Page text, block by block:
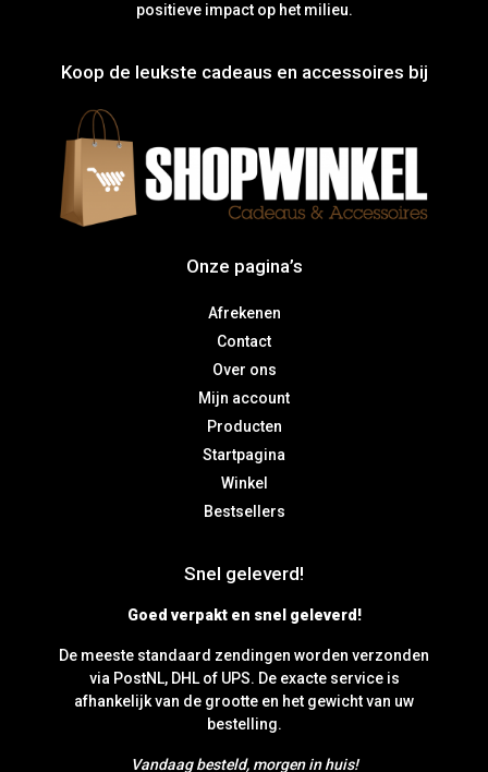
positieve impact op het milieu.
Koop de leukste cadeaus en accessoires bij
Onze pagina’s
Afrekenen
Contact
Over ons
Mijn account
Producten
Startpagina
Winkel
Bestsellers
Snel geleverd!
Goed verpakt en snel geleverd!
De meeste standaard zendingen worden verzonden
via PostNL, DHL of UPS. De exacte service is
afhankelijk van de grootte en het gewicht van uw
bestelling.
Vandaag besteld, morgen in huis!